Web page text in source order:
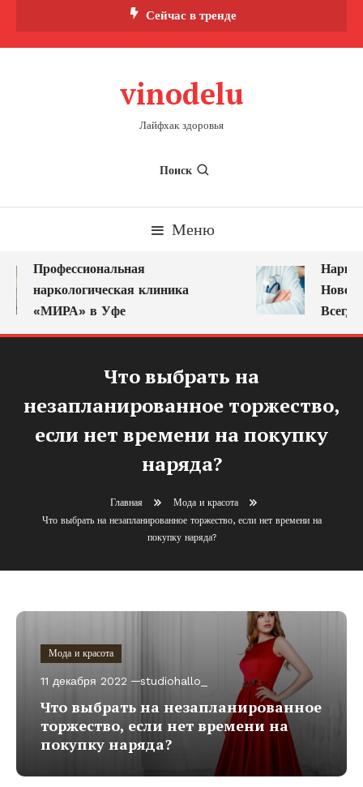
Сейчас в тренде
vinodelu
Лайфхак здоровья
Поиск
Меню
Профессиональная
наркологическая клиника
«МИРА» в Уфе
Всегда
Что выбрать на
незапланированное торжество,
если нет времени на покупку
наряда?
Главная
Мода и красота
Что выбрать на незапланированное торжество, если нет времени на
покупку наряда?
Мода и красота
11 декабря 2022 studiohallo_
Что выбрать на незапланированное
торжество, если нет времени на
покупку наряда?